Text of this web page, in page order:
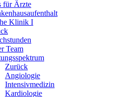
für Ärzte
Klinik I
Team
Zurück
Angiologie
Intensivmedizin
Kardiologie